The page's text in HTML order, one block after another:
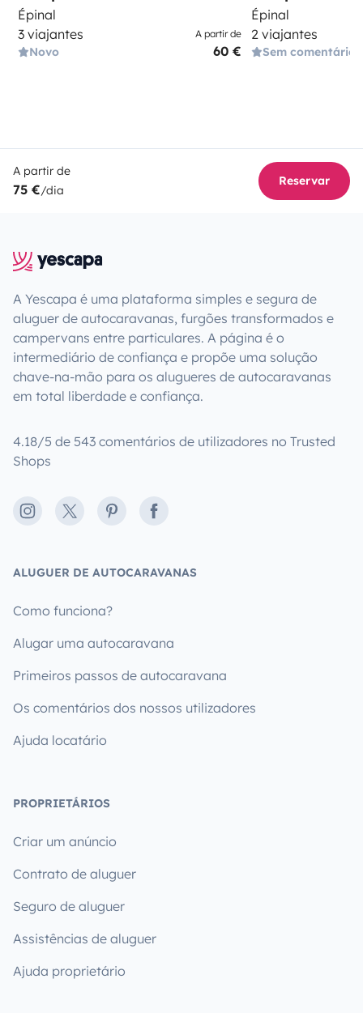
Épinal
3 viajantes
Novo
A partir de
60 €
Épinal
2 viajantes
Sem comentários
A partir de
75 €/dia
Reservar
A Yescapa é uma plataforma simples e segura de
aluguer de autocaravanas, furgões transformados e
campervans entre particulares. A página é o
intermediário de confiança e propõe uma solução
chave-na-mão para os alugueres de autocaravanas
em total liberdade e confiança.
4.18/5 de 543 comentários de utilizadores no Trusted
Shops
Instagram
X PinterestFacebook
ALUGUER DE AUTOCARAVANAS
Como funciona?
Alugar uma autocaravana
Primeiros passos de autocaravana
Os comentários dos nossos utilizadores
Ajuda locatário
PROPRIETÁRIOS
Criar um anúncio
Contrato de aluguer
Seguro de aluguer
Assistências de aluguer
Ajuda proprietário